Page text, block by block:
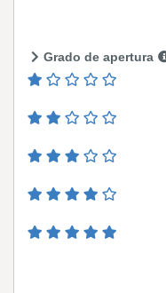
Grado de apertura